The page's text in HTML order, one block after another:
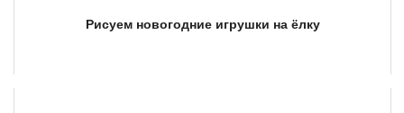
Рисуем новогодние игрушки на ёлку